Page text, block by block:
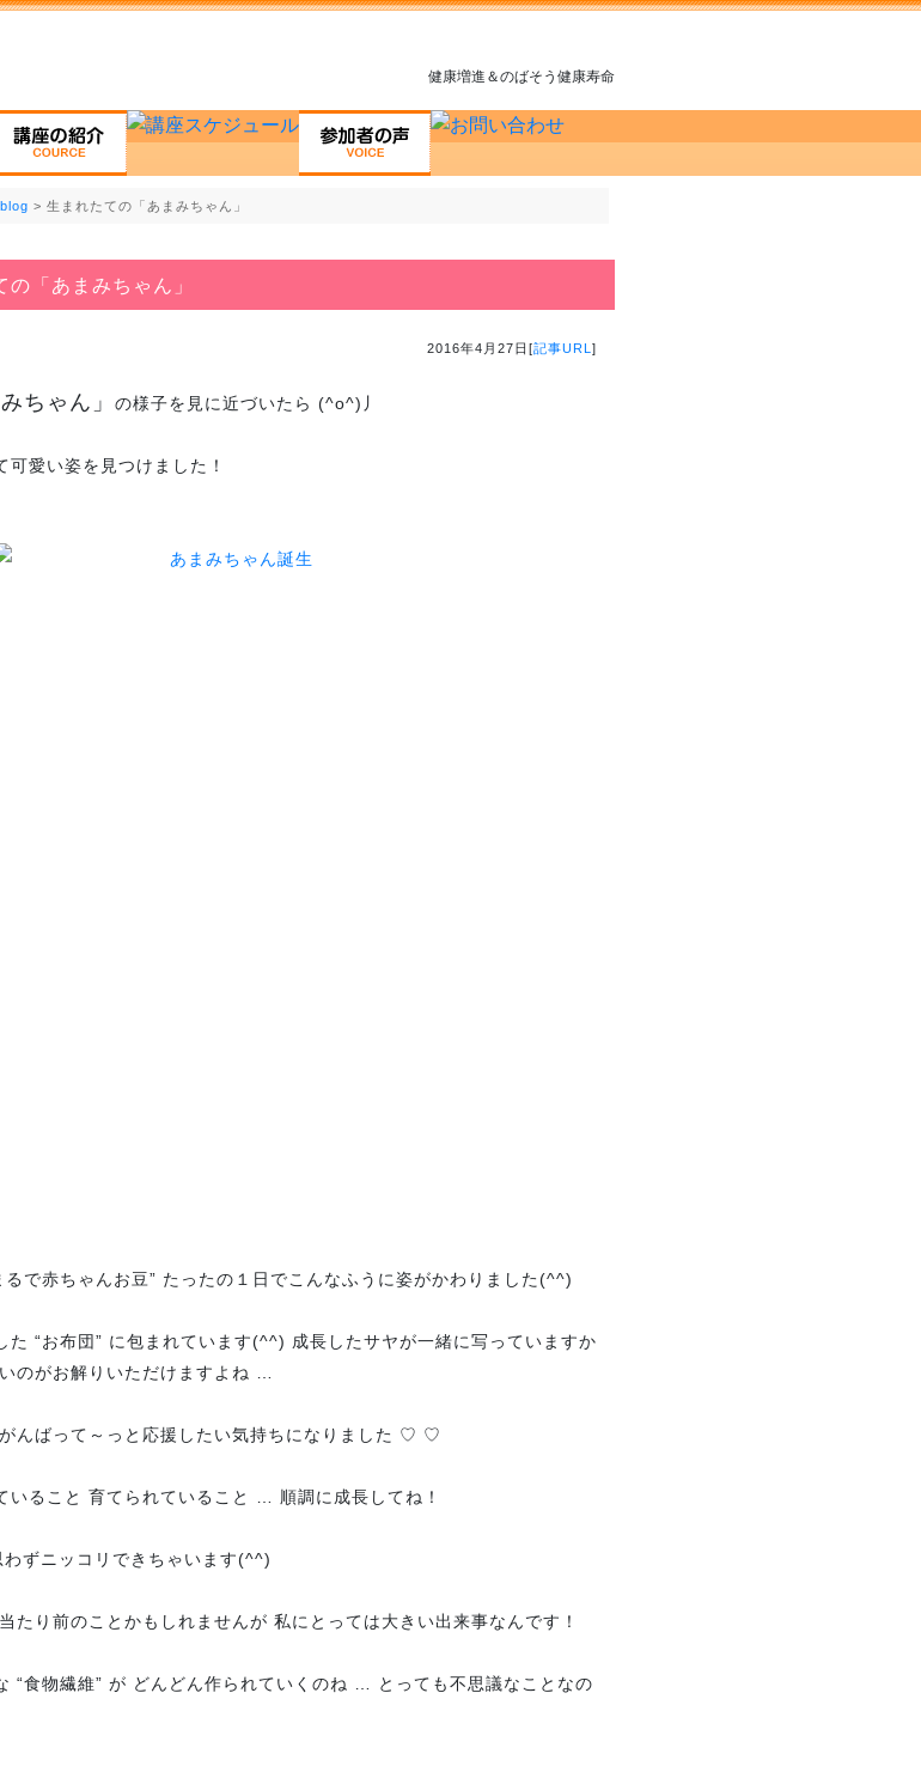
健康増進＆のばそう健康寿命
> 生まれたての「あまみちゃん」
の「あまみちゃん」
2016年4月27日[記事URL ]
ちゃん」 の様子を見に近づいたら (^o^)丿
可愛い姿を見つけました！
るで赤ちゃんお豆” たったの１日でこんなふうに姿がかわりました(^^)
た “お布団” に包まれています(^^) 成長したサヤが一緒に写っていますか
のがお解りいただけますよね …
んばって～っと応援したい気持ちになりました ♡ ♡
いること 育てられていること … 順調に成長してね！
ずニッコリできちゃいます(^^)
たり前のことかもしれませんが 私にとっては大きい出来事なんです！
“食物繊維” が どんどん作られていくのね … とっても不思議なことなの